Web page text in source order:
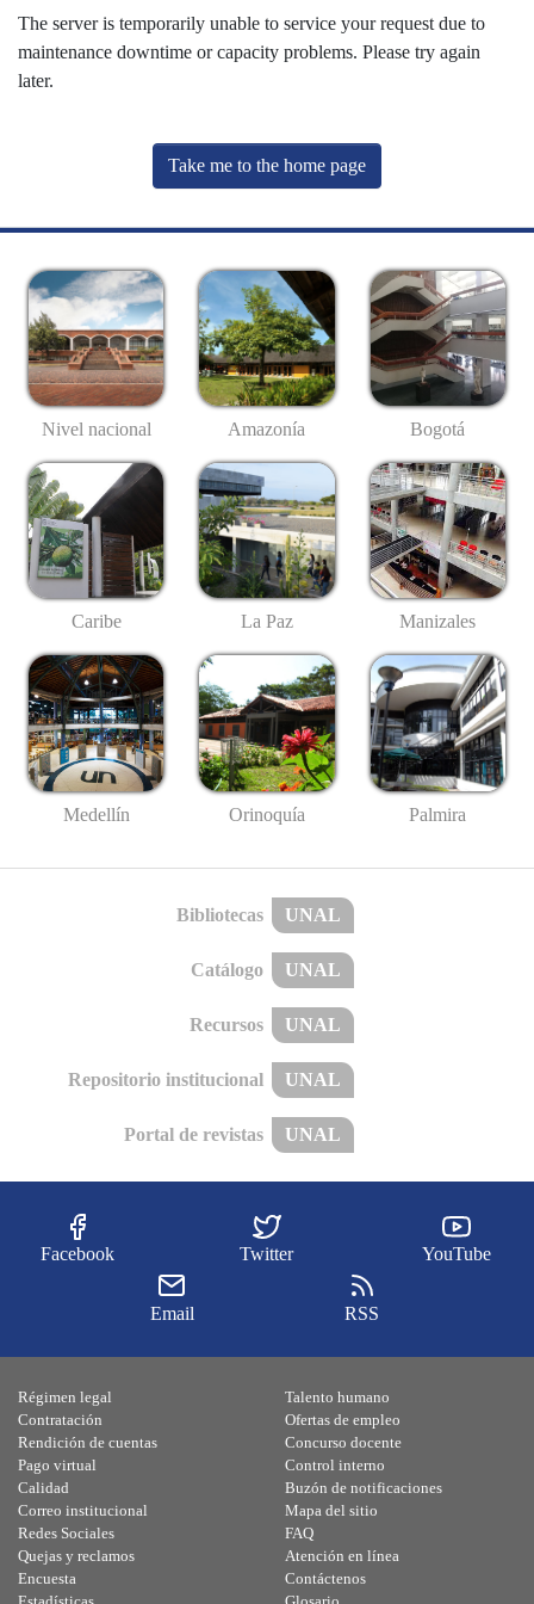
The server is temporarily unable to service your request due to
maintenance downtime or capacity problems. Please try again
later.
Take me to the home page
Nivel nacional Amazonía Bogotá
Caribe La Paz Manizales
Medellín Orinoquía Palmira
Bibliotecas UNAL
Catálogo UNAL
Recursos UNAL
Repositorio institucional UNAL
Portal de revistas UNAL
Facebook Twitter YouTube
Email RSS
Régimen legal
Contratación
Rendición de cuentas
Pago virtual
Calidad
Talento humano
Ofertas de empleo
Concurso docente
Control interno
Buzón de notificaciones
Correo institucional
Redes Sociales
Quejas y reclamos
Encuesta
Mapa del sitio
FAQ
Atención en línea
Contáctenos